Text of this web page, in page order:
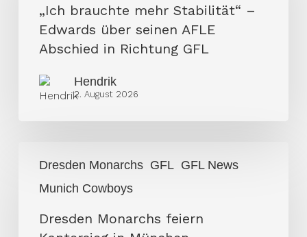
Edwards
seinen
AFLE
Abschied
Richtung
„Ich brauchte mehr Stabilität“ –
Edwards über seinen AFLE
Abschied in Richtung GFL
Hendrik
2. August 2026
Dresden Monarchs GFL GFL News
Munich Cowboys
Monarchs
feiern
Dresden Monarchs feiern